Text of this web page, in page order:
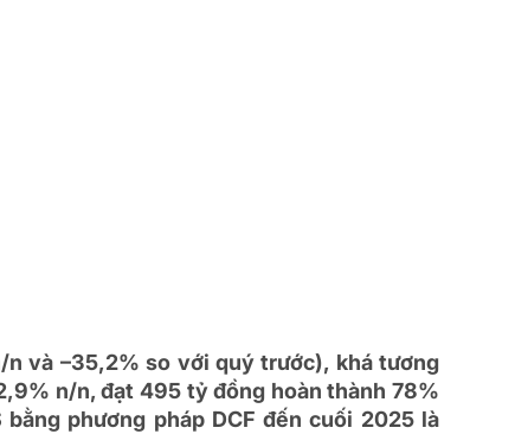
và –35,2% so với quý trước), khá tương
n/n, đạt 495 tỷ đồng hoàn thành 78%
phương pháp DCF đến cuối 2025 là